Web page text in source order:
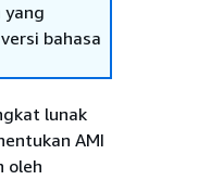
yang
bahasa
lunak
AMI
oleh